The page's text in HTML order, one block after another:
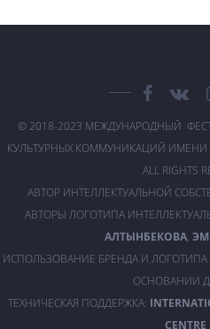
© 2018-2023 МЕЖДУНАРОДНЫЙ
КУЛЬТУРНЫХ КОММУНИКАЦИЙ ИМЕНИ
ALL RIGHTS
АВТОР ИНТЕЛЛЕКТУАЛЬНОЙ
АВТОРЫ ЛОГОТИПА
АЛТЫНБЕКОВА,
ИСПОЛЬЗОВАНИЕ БРЕНДА И
ОСНОВАНИИ
ТЕХНИЧЕСКАЯ ПОДДЕРЖКА:
CENTRE